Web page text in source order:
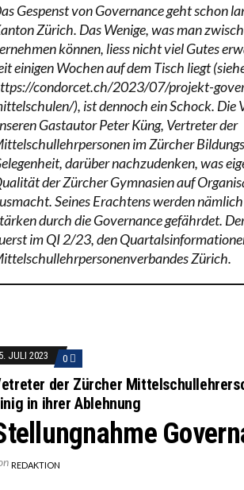
Gespenst von Governance geht schon
Zürich. Das Wenige, was man
können, liess nicht viel Gutes
einigen Wochen auf dem Tisch liegt
condorcet.ch/2023/07/projekt-
), ist dennoch ein Schock. Die
Gastautor Peter Küng, Vertreter der
im Zürcher
darüber nachzudenken, was
der Zürcher Gymnasien auf
Seines Erachtens werden
durch die Governance gefährdet.
im QI 2/23, den
Zürich.
5. JULI 2023 0
der Zürcher
in ihrer Ablehnung
REDAKTION